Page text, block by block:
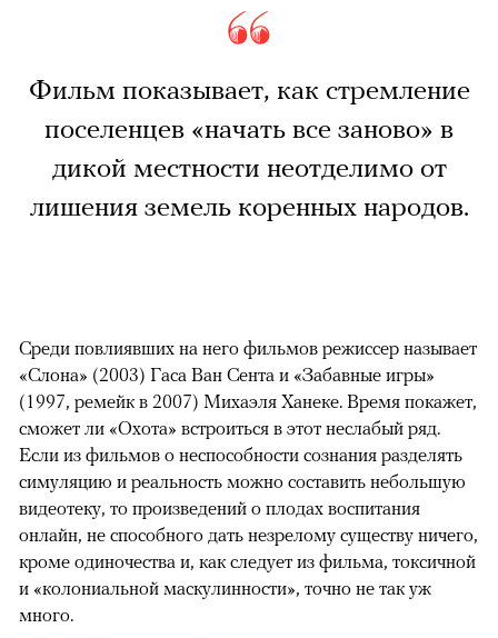
Фильм показывает, как стремление
поселенцев «начать все заново» в
дикой местности неотделимо от
лишения земель коренных народов.
Среди повлиявших на него фильмов режиссер называет
«Слона» (2003) Гаса Ван Сента и «Забавные игры»
(1997, ремейк в 2007) Михаэля Ханеке. Время покажет,
сможет ли «Охота» встроиться в этот неслабый ряд.
Если из фильмов о неспособности сознания разделять
симуляцию и реальность можно составить небольшую
видеотеку, то произведений о плодах воспитания
онлайн, не способного дать незрелому существу ничего,
кроме одиночества и, как следует из фильма, токсичной
и «колониальной маскулинности», точно не так уж
много.